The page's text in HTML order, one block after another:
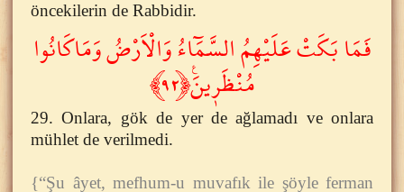
öncekilerin de Rabbidir.
فَمَا بَكَتْ عَلَيْهِمُ السَّمَٓاءُ وَالْاَرْضُ وَمَاكَانُوا
مُنْظَر۪ينَ۟﴿٩٢﴾
29. Onlara, gök de yer de ağlamadı ve onlara
mühlet de verilmedi.
{“Şu âyet, mefhum-u muvafık ile şöyle ferman